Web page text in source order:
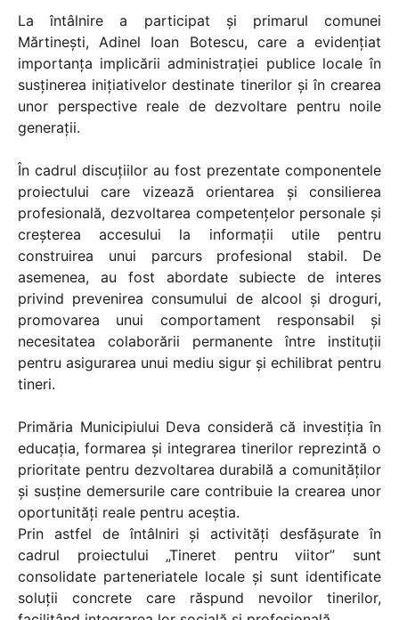
La întâlnire a participat și primarul comunei
Mărtinești, Adinel Ioan Botescu, care a evidențiat
importanța implicării administrației publice locale în
susținerea inițiativelor destinate tinerilor și în crearea
unor perspective reale de dezvoltare pentru noile
generații.
În cadrul discuțiilor au fost prezentate componentele
proiectului care vizează orientarea și consilierea
profesională, dezvoltarea competențelor personale și
creșterea accesului la informații utile pentru
construirea unui parcurs profesional stabil. De
asemenea, au fost abordate subiecte de interes
privind prevenirea consumului de alcool și droguri,
promovarea unui comportament responsabil și
necesitatea colaborării permanente între instituții
pentru asigurarea unui mediu sigur și echilibrat pentru
tineri.
Primăria Municipiului Deva consideră că investiția în
educația, formarea și integrarea tinerilor reprezintă o
prioritate pentru dezvoltarea durabilă a comunităților
și susține demersurile care contribuie la crearea unor
oportunități reale pentru aceștia.
Prin astfel de întâlniri și activități desfășurate în
cadrul proiectului „Tineret pentru viitor” sunt
consolidate parteneriatele locale și sunt identificate
soluții concrete care răspund nevoilor tinerilor,